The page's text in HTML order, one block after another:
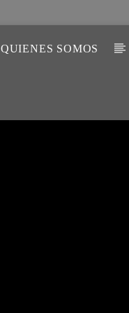
QUIENES SOMOS